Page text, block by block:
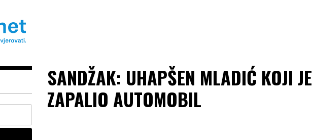
SANDŽAK: UHAPŠEN MLADIĆ KOJI JE
ZAPALIO AUTOMOBIL